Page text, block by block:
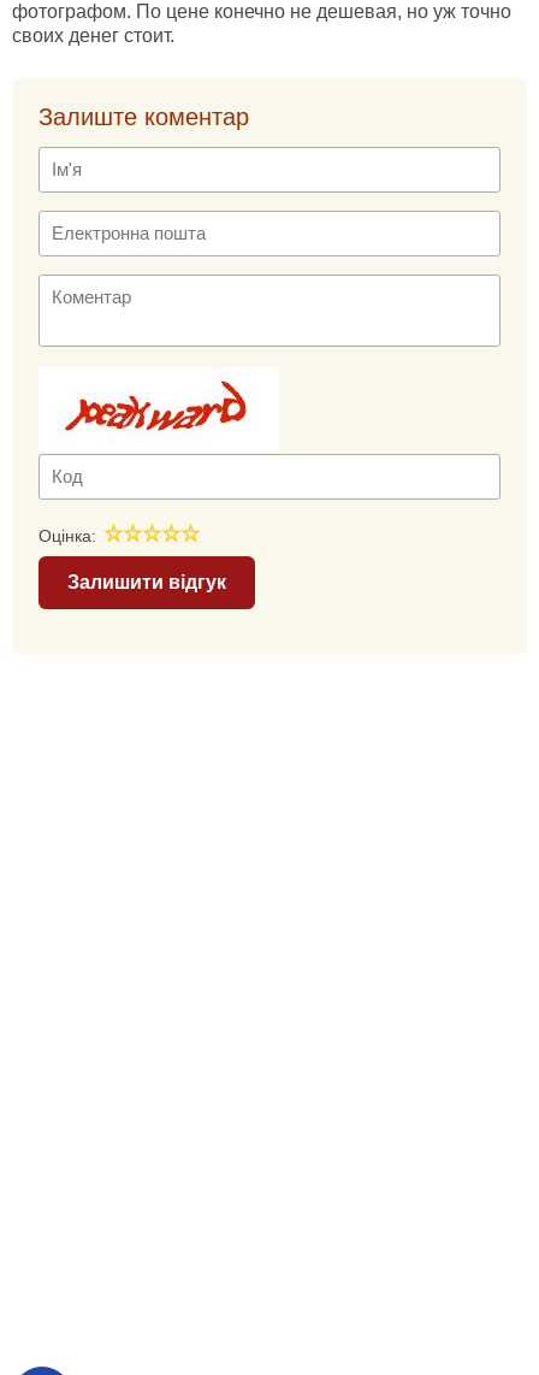
фотографом. По цене конечно не дешевая, но уж точно
своих денег стоит.
Залиште коментар
Оцінка:
Залишити відгук